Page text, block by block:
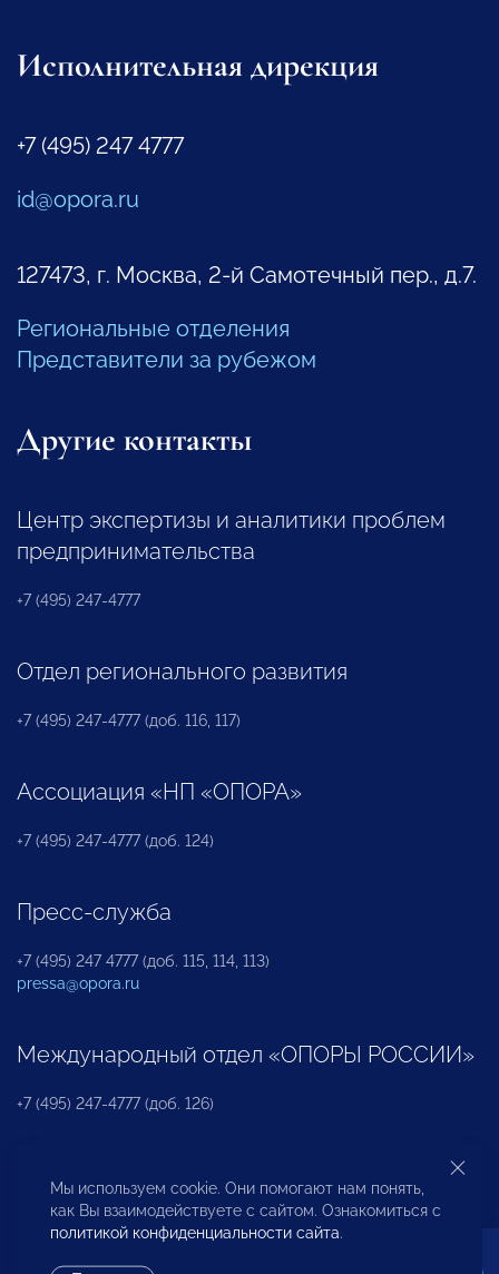
Исполнительная дирекция
+7 (495) 247 4777
id@opora.ru
127473, г. Москва, 2-й Самотечный пер., д.7.
Региональные отделения
Представители за рубежом
Другие контакты
Центр экспертизы и аналитики проблем
предпринимательства
+7 (495) 247-4777
Отдел регионального развития
+7 (495) 247-4777 (доб. 116, 117)
Ассоциация «НП «ОПОРА»
+7 (495) 247-4777 (доб. 124)
Пресс-служба
+7 (495) 247 4777 (доб. 115, 114, 113)
pressa@opora.ru
Международный отдел «ОПОРЫ РОССИИ»
+7 (495) 247-4777 (доб. 126)
Бюро по защите прав предпринимателей и
инвесторов
Мы используем cookie. Они помогают нам понять,
как Вы взаимодействуете с сайтом. Ознакомиться с
политикой конфиденциальности сайта.